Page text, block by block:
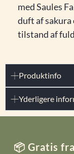
med Saules
duft af
tilstand af
Produktinfo
Yderligere
📦 Gratis